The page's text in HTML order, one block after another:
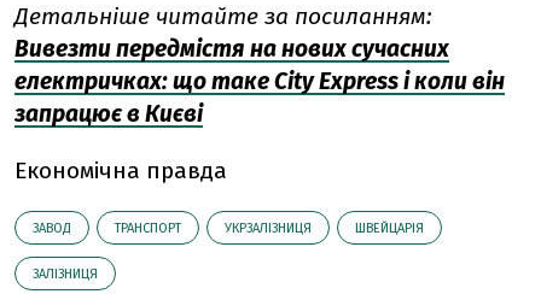
Детальніше читайте за посиланням:
Вивезти передмістя на нових сучасних
електричках: що таке City Express і коли він
запрацює в Києві
Економічна правда
ЗАВОД ТРАНСПОРТ УКРЗАЛІЗНИЦЯ ШВЕЙЦАРІЯ
ЗАЛІЗНИЦЯ